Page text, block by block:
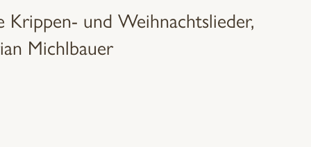
Krippen- und Weihnachtslieder,
Michlbauer